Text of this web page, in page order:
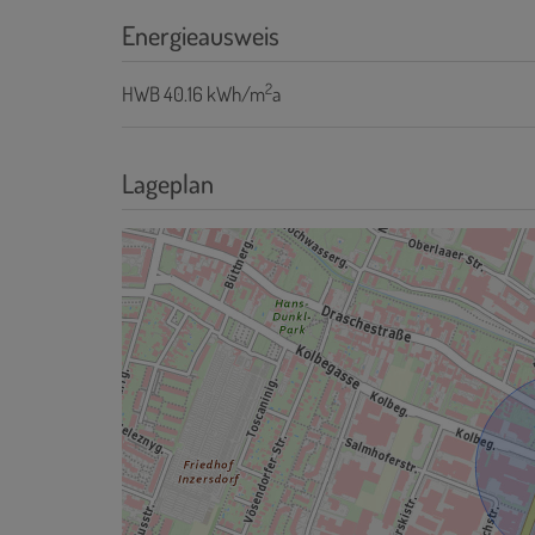
Energieausweis
HWB40.16 kWh/m2a
Lageplan